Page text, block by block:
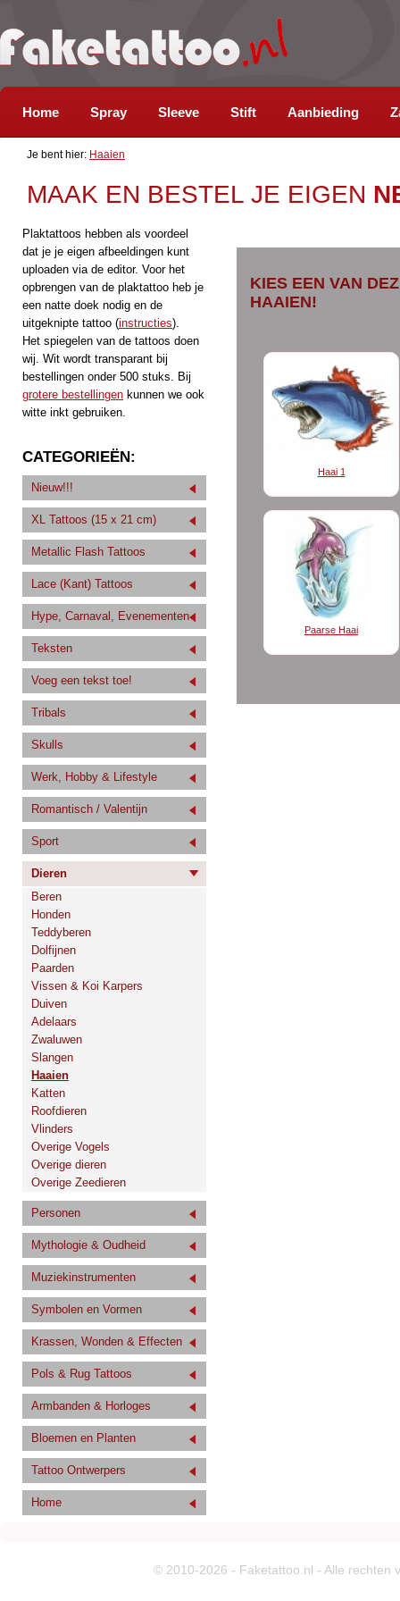
Home Spray Sleeve Stift Aanbieding
Je bent hier: Haaien
MAAK EN BESTEL JE EIGEN
Plaktattoos hebben als voordeel
dat je je eigen afbeeldingen kunt
uploaden via de editor. Voor het
opbrengen van de plaktattoo heb je
een natte doek nodig en de
uitgeknipte tattoo (instructies).
Het spiegelen van de tattoos doen
wij. Wit wordt transparant bij
bestellingen onder 500 stuks. Bij
grotere bestellingen kunnen we ook
witte inkt gebruiken.
CATEGORIEËN:
Nieuw!!!
XL Tattoos (15 x 21 cm)
Metallic Flash Tattoos
Lace (Kant) Tattoos
Hype, Carnaval, Evenementen
Teksten
Voeg een tekst toe!
Tribals
Skulls
Werk, Hobby & Lifestyle
Romantisch / Valentijn
Sport
Dieren
Beren
Honden
Teddyberen
Dolfijnen
Paarden
Vissen & Koi Karpers
Duiven
Adelaars
Zwaluwen
Slangen
Haaien
Katten
Roofdieren
Vlinders
Overige Vogels
Overige dieren
Overige Zeedieren
Personen
Mythologie & Oudheid
Muziekinstrumenten
Symbolen en Vormen
Krassen, Wonden & Effecten
Pols & Rug Tattoos
Armbanden & Horloges
Bloemen en Planten
Tattoo Ontwerpers
Home
KIES EEN VAN
HAAIEN!
Haai 1
Paarse Haai
© 2010-2026 - Faketattoo.nl - Alle rechten